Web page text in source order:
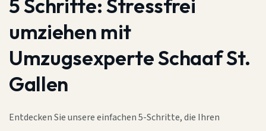
5 Schritte:Stressfrei
umziehen mit
Umzugsexperte Schaaf St.
Gallen
Entdecken Sie unsere einfachen 5-Schritte, die Ihren